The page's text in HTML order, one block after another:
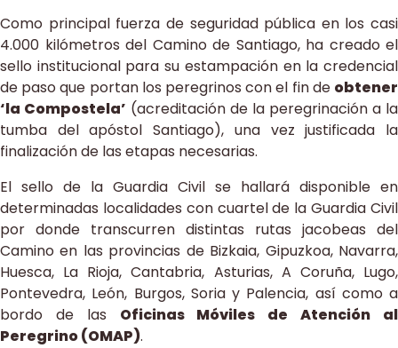
Como principal fuerza de seguridad pública en los casi
4.000 kilómetros del Camino de Santiago, ha creado el
sello institucional para su estampación en la credencial
de paso que portan los peregrinos con el fin de obtener
‘la Compostela’ (acreditación de la peregrinación a la
tumba del apóstol Santiago), una vez justificada la
finalización de las etapas necesarias.
El sello de la Guardia Civil se hallará disponible en
determinadas localidades con cuartel de la Guardia Civil
por donde transcurren distintas rutas jacobeas del
Camino en las provincias de Bizkaia, Gipuzkoa, Navarra,
Huesca, La Rioja, Cantabria, Asturias, A Coruña, Lugo,
Pontevedra, León, Burgos, Soria y Palencia, así como a
bordo de las Oficinas Móviles de Atención al
Peregrino (OMAP).